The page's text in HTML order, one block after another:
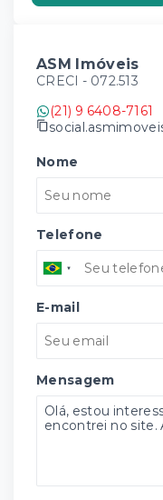
ASM Imóveis
CRECI - 072.513
(21) 9 6408-7161
Nome
Telefone
E-mail
Mensagem